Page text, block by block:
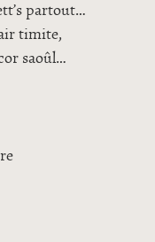
partout…
timite,
saoûl…